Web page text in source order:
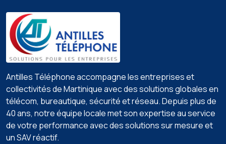
Antilles Téléphone accompagne les entreprises et
collectivités de Martinique avec des solutions globales en
télécom, bureautique, sécurité et réseau. Depuis plus de
40 ans, notre équipe locale met son expertise au service
de votre performance avec des solutions sur mesure et
un SAV réactif.